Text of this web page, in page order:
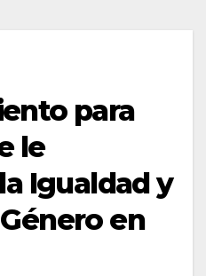
para
le
Igualdad y
en